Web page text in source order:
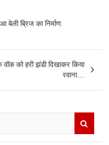
बेली ब्रिज का निर्माण:
वॉक को हरी झंडी दिखाकर किया
रवाना…..